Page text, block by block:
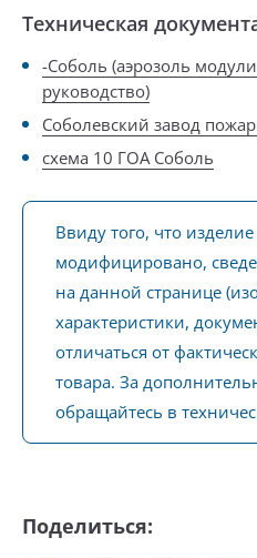
Техническая
-Соболь (аэрозоль
руководство)
Соболевский завод
схема 10 ГОА Соболь
Ввиду того, что
модифицировано,
на данной странице
характеристики,
отличаться от
товара. За
обращайтесь в
Поделиться: